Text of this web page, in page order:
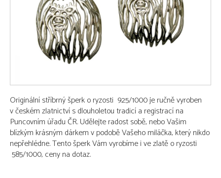
Originální stříbrný šperk o ryzosti 925/1000 je ručně vyroben
v českém zlatnictví s dlouholetou tradicí a registrací na
Puncovním úřadu ČR. Udělejte radost sobě, nebo Vašim
blízkým krásným dárkem v podobě Vašeho miláčka, který nikdo
nepřehlédne. Tento šperk Vám vyrobíme i ve zlatě o ryzosti
585/1000, ceny na dotaz.